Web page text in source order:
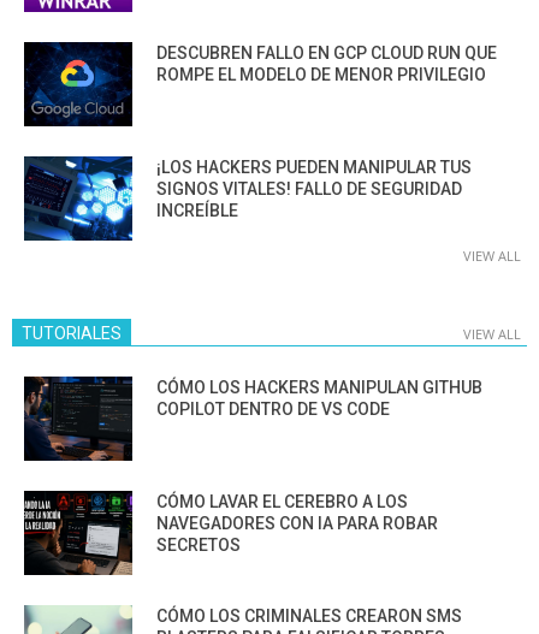
DESCUBREN FALLO EN GCP CLOUD RUN QUE
ROMPE EL MODELO DE MENOR PRIVILEGIO
¡LOS HACKERS PUEDEN MANIPULAR TUS
SIGNOS VITALES! FALLO DE SEGURIDAD
INCREÍBLE
VIEW ALL
TUTORIALES VIEW ALL
CÓMO LOS HACKERS MANIPULAN GITHUB
COPILOT DENTRO DE VS CODE
CÓMO LAVAR EL CEREBRO A LOS
NAVEGADORES CON IA PARA ROBAR
SECRETOS
CÓMO LOS CRIMINALES CREARON SMS